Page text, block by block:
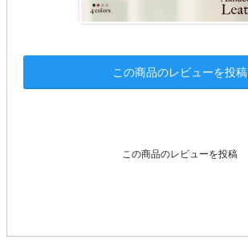
この商品のレビューを投稿
この商品のレビューを投稿